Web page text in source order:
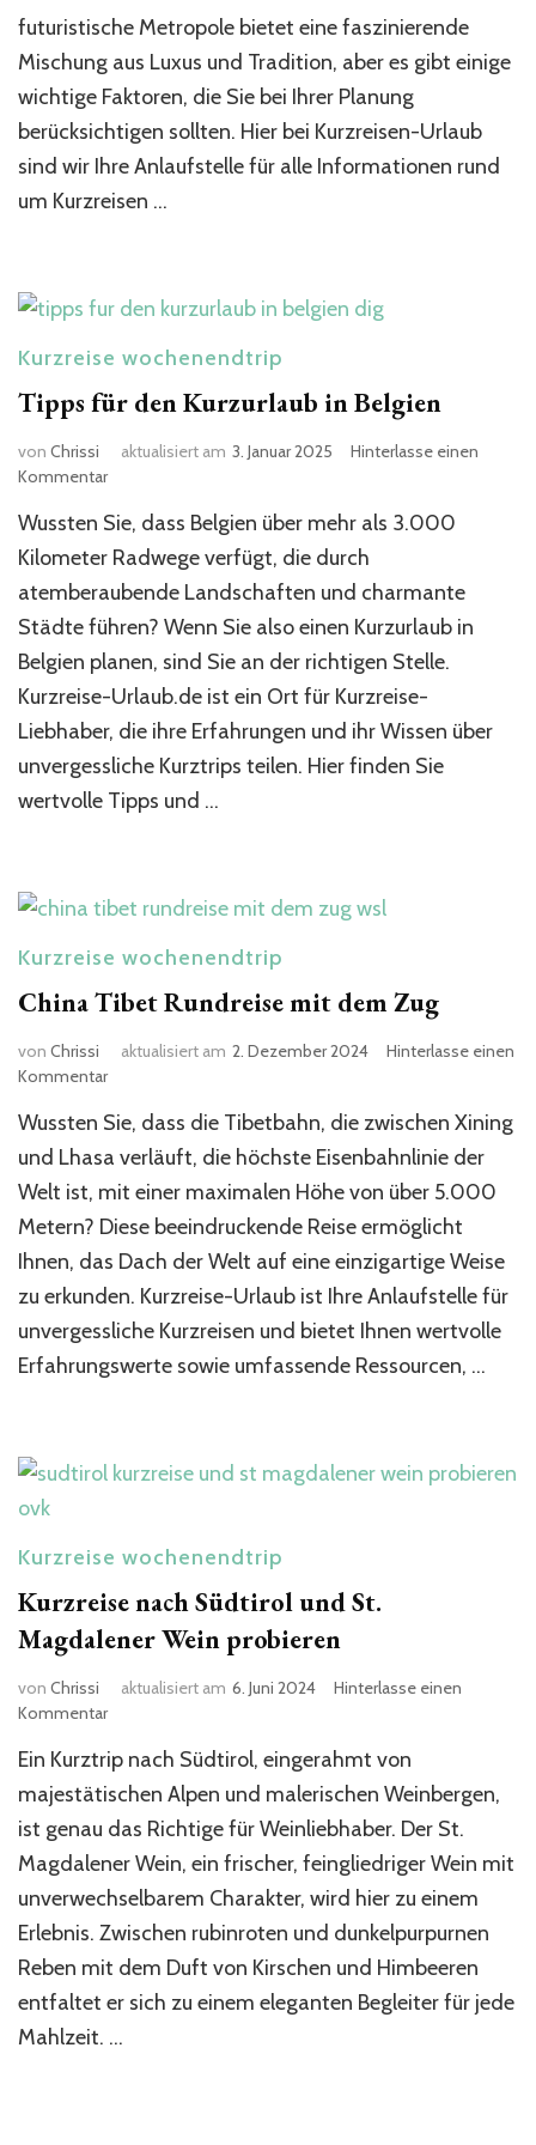
beachten?
futuristische Metropole bietet eine faszinierende
Mischung aus Luxus und Tradition, aber es gibt einige
wichtige Faktoren, die Sie bei Ihrer Planung
berücksichtigen sollten. Hier bei Kurzreisen-Urlaub
sind wir Ihre Anlaufstelle für alle Informationen rund
um Kurzreisen …
Kurzreise wochenendtrip
Tipps für den Kurzurlaub in Belgien
von Chrissi aktualisiert am 3. Januar 2025
Hinterlasse einen
Kommentarzu
für
den
Kurzurlaub
in
Belgien
Wussten Sie, dass Belgien über mehr als 3.000
Kilometer Radwege verfügt, die durch
atemberaubende Landschaften und charmante
Städte führen? Wenn Sie also einen Kurzurlaub in
Belgien planen, sind Sie an der richtigen Stelle.
Kurzreise-Urlaub.de ist ein Ort für Kurzreise-
Liebhaber, die ihre Erfahrungen und ihr Wissen über
unvergessliche Kurztrips teilen. Hier finden Sie
wertvolle Tipps und …
Kurzreise wochenendtrip
China Tibet Rundreise mit dem Zug
von Chrissi aktualisiert am 2. Dezember 2024
Hinterlasse einen
Kommentarzu
Tibet
Rundreise
dem
Zug
Wussten Sie, dass die Tibetbahn, die zwischen Xining
und Lhasa verläuft, die höchste Eisenbahnlinie der
Welt ist, mit einer maximalen Höhe von über 5.000
Metern? Diese beeindruckende Reise ermöglicht
Ihnen, das Dach der Welt auf eine einzigartige Weise
zu erkunden. Kurzreise-Urlaub ist Ihre Anlaufstelle für
unvergessliche Kurzreisen und bietet Ihnen wertvolle
Erfahrungswerte sowie umfassende Ressourcen, …
Kurzreise wochenendtrip
Kurzreise nach Südtirol und St.
Magdalener Wein probieren
von Chrissi aktualisiert am 6. Juni 2024
Hinterlasse einen
Kommentarzu
nach
Südtirol
St.
Magdalener
Wein
probieren
Ein Kurztrip nach Südtirol, eingerahmt von
majestätischen Alpen und malerischen Weinbergen,
ist genau das Richtige für Weinliebhaber. Der St.
Magdalener Wein, ein frischer, feingliedriger Wein mit
unverwechselbarem Charakter, wird hier zu einem
Erlebnis. Zwischen rubinroten und dunkelpurpurnen
Reben mit dem Duft von Kirschen und Himbeeren
entfaltet er sich zu einem eleganten Begleiter für jede
Mahlzeit. …